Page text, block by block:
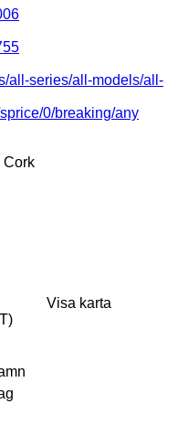
all-series/all-models/all-
0/breaking/any
Cork
Visa karta